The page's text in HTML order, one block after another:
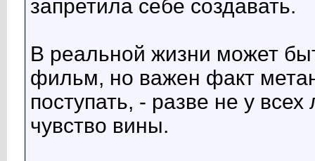
запретила себе создавать.
В реальной жизни может
фильм, но важен факт
поступать, - разве не у
чувство вины.